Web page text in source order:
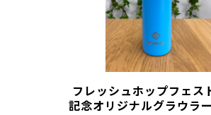
フレッシュホップフェス
記念オリジナルグラウラ